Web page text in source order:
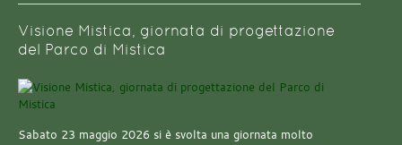
Visione Mistica, giornata di progettazione
del Parco di Mistica
Sabato 23 maggio 2026 si è svolta una giornata molto